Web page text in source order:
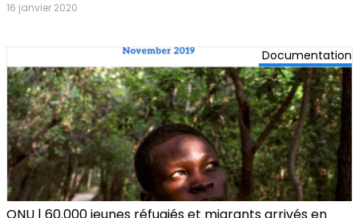
16 janvier 2020
Documentation